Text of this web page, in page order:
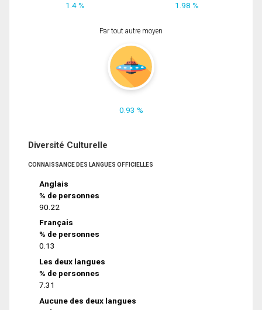
1.4 % 1.98 %
Par tout autre moyen
0.93 %
Diversité Culturelle
CONNAISSANCE DES LANGUES OFFICIELLES
Anglais
% de personnes
90.22
Français
% de personnes
0.13
Les deux langues
% de personnes
7.31
Aucune des deux langues